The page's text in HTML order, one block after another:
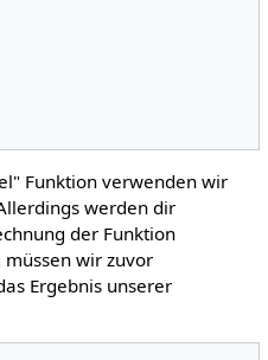
Funktion verwenden wir
werden dir
der Funktion
wir zuvor
Ergebnis unserer